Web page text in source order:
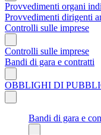
Provvedimenti organi
Provvedimenti dirigenti
Controlli sulle imprese
Controlli sulle imprese
Bandi di gara e contratti
OBBLIGHI DI
Bandi di gara e